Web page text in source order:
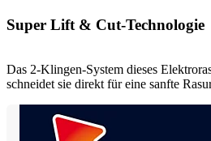
Super Lift & Cut-Technologie
Das 2-Klingen-System dieses
schneidet sie direkt für eine sanfte